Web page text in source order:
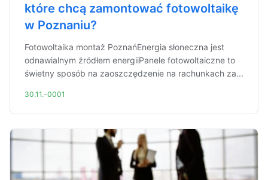
które chcą zamontować fotowoltaikę
w Poznaniu?
Fotowoltaika montaż PoznańEnergia słoneczna jest
odnawialnym źródłem energiiPanele fotowoltaiczne to
świetny sposób na zaoszczędzenie na rachunkach za...
30.11.-0001